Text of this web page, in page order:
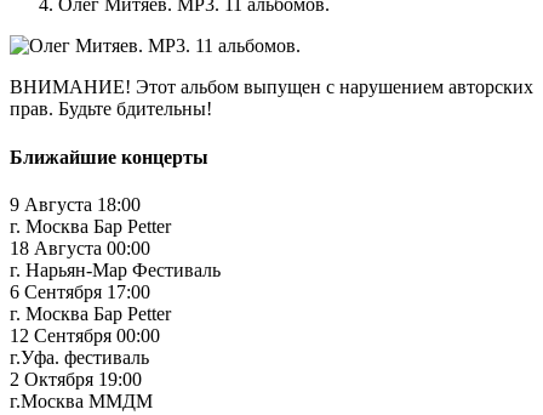
Олег Митяев. MP3. 11 альбомов.
ВНИМАНИЕ! Этот альбом выпущен с нарушением авторских
прав. Будьте бдительны!
Ближайшие концерты
9 Августа 18:00
г. Москва Бар Petter
18 Августа 00:00
г. Нарьян-Мар Фестиваль
6 Сентября 17:00
г. Москва Бар Petter
12 Сентября 00:00
г.Уфа. фестиваль
2 Октября 19:00
г.Москва ММДМ